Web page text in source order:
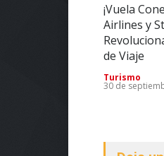
¡Vuela
Airlines y
de Viaje
Turismo
30 de